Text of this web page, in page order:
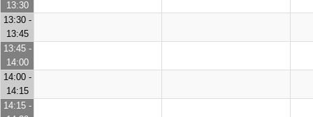
13:30
13:30 -
13:45
13:45 -
14:00
14:00 -
14:15
14:15 -